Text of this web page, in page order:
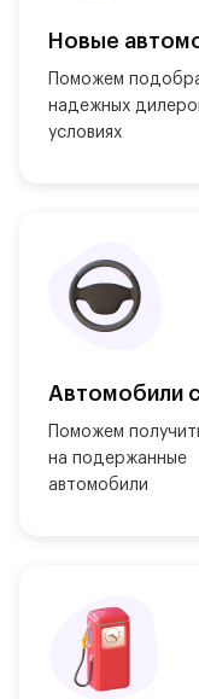
Новые
Поможем
надежных
условиях
Автомобили
Поможем
на подержанные
автомобили